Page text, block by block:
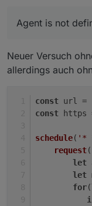
Agent is not
Neuer Versuch
allerdings auch
const url =
const https
schedule( '*
request
let
let
for(